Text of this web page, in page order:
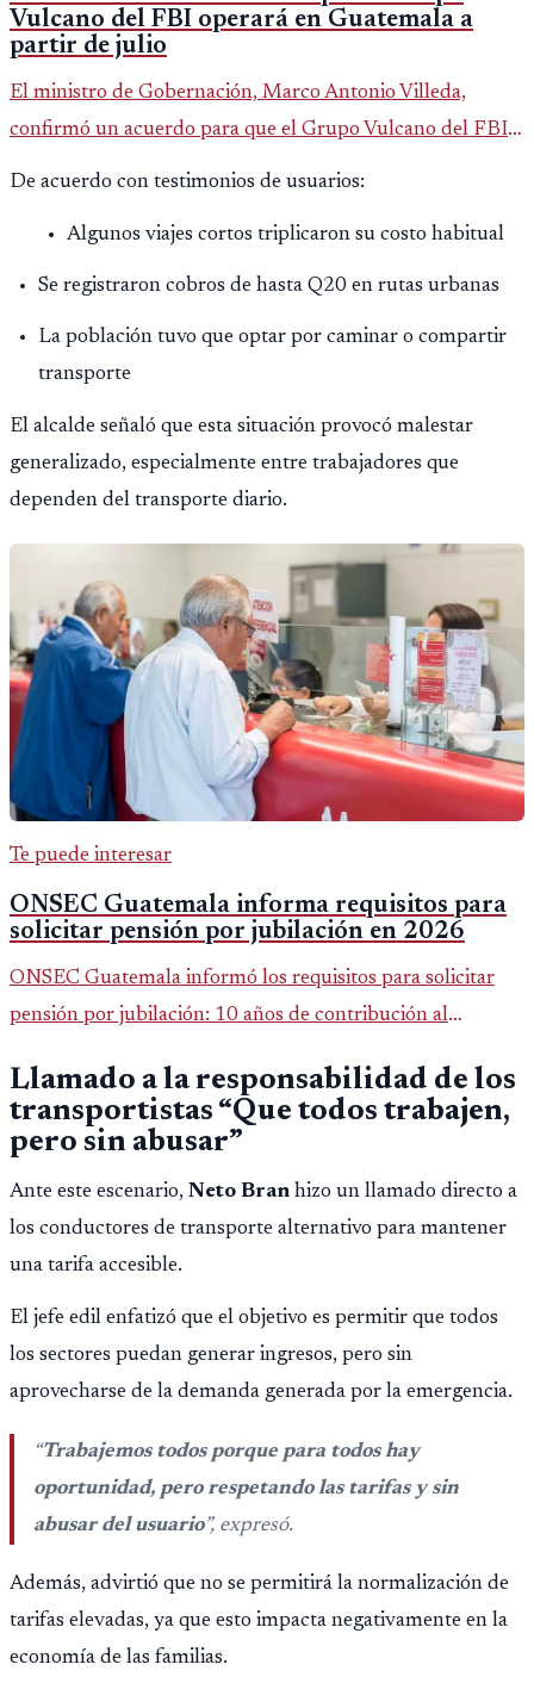
Vulcano del FBI operará en Guatemala a
partir de julio
El ministro de Gobernación, Marco Antonio Villeda,
confirmó un acuerdo para que el Grupo Vulcano del FBI
opere en Guatemala a partir de julio, tras un intento
Público.
De acuerdo con testimonios de usuarios:
Algunos viajes cortos triplicaron su costo habitual
Se registraron cobros de hasta Q20 en rutas urbanas
La población tuvo que optar por caminar o compartir
transporte
El alcalde señaló que esta situación provocó malestar
generalizado, especialmente entre trabajadores que
dependen del transporte diario.
Te puede interesar
ONSEC Guatemala informa requisitos para
solicitar pensión por jubilación en 2026
ONSEC Guatemala informó los requisitos para solicitar
pensión por jubilación: 10 años de contribución al
importar edad.
Llamado a la responsabilidad de los
transportistas “Que todos trabajen,
pero sin abusar”
Ante este escenario, Neto Bran hizo un llamado directo a
los conductores de transporte alternativo para mantener
una tarifa accesible.
El jefe edil enfatizó que el objetivo es permitir que todos
los sectores puedan generar ingresos, pero sin
aprovecharse de la demanda generada por la emergencia.
“Trabajemos todos porque para todos hay
oportunidad, pero respetando las tarifas y sin
abusar del usuario”, expresó.
Además, advirtió que no se permitirá la normalización de
tarifas elevadas, ya que esto impacta negativamente en la
economía de las familias.